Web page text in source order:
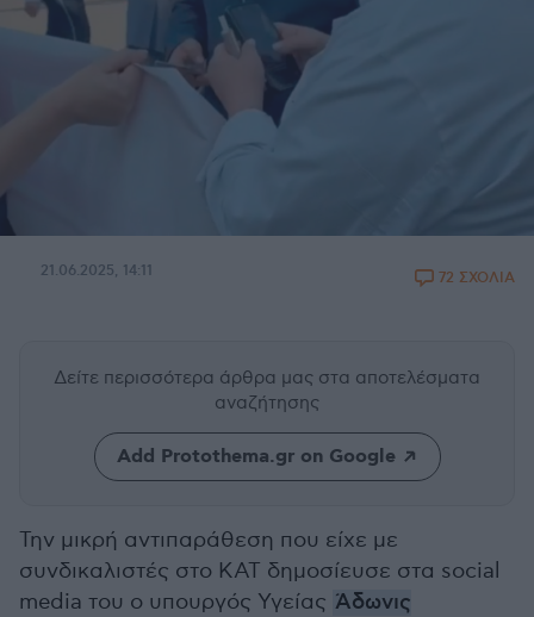
21.06.2025, 14:11 72 ΣΧΟΛΙΑ
Δείτε περισσότερα άρθρα μας στα αποτελέσματα
αναζήτησης
Add Protothema.gr on Google
Την μικρή αντιπαράθεση που είχε με
συνδικαλιστές στο ΚΑΤ δημοσίευσε στα social
media του ο υπουργός Υγείας Άδωνις